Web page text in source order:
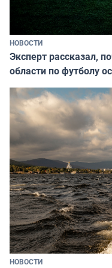
НОВОСТИ
Эксперт рассказал,
области по футболу
НОВОСТИ